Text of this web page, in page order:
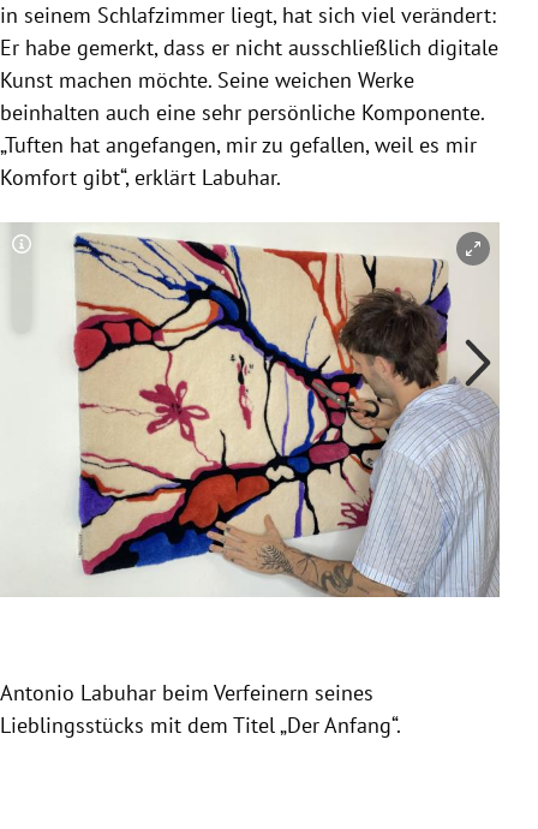
in seinem Schlafzimmer liegt, hat sich viel verändert:
Er habe gemerkt, dass er nicht ausschließlich digitale
Kunst machen möchte. Seine weichen Werke
beinhalten auch eine sehr persönliche Komponente.
„Tuften hat angefangen, mir zu gefallen, weil es mir
Komfort gibt“, erklärt Labuhar.
Copyright-Hinweis öffnen/schließen
Antonio Labuhar beim Verfeinern seines
Lieblingsstücks mit dem Titel „Der Anfang“.